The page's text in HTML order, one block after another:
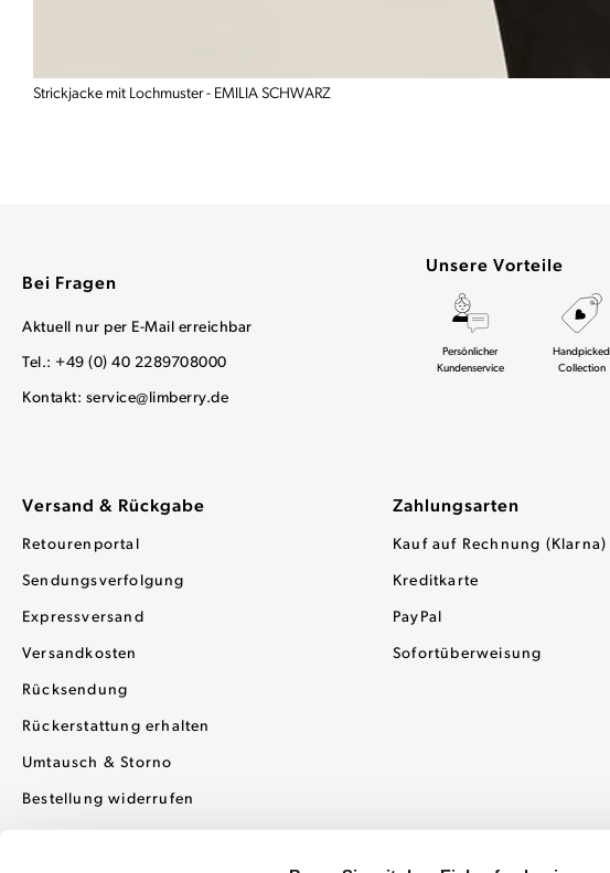
Strickjacke mit Lochmuster - EMILIA SCHWARZ
Versand & Rückgabe
Retourenportal
Sendungsverfolgung
Expressversand
Versandkosten
Rücksendung
Rückerstattung erhalten
Umtausch & Storno
Bestellung widerrufen
Zahlungsarten
Kauf auf Rechnung (Klarna)
Kreditkarte
PayPal
Sofortüberweisung
Unsere Vorteile
Persönlicher
Kundenservice
Handpicked
Collection
Bei Fragen
Aktuell nur per E-Mail erreichbar
Tel.: +49 (0) 40 2289708000
Kontakt: service@limberry.de